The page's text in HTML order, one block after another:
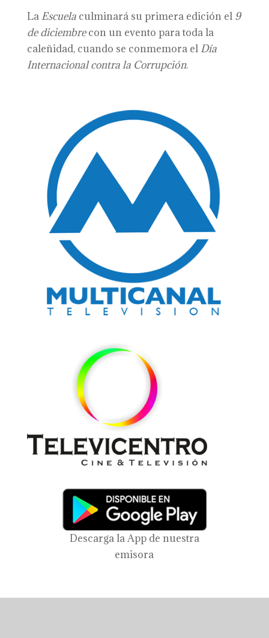
La Escuelaculminará su primera edición el 9
de diciembrecon un evento para toda la
caleñidad, cuando se conmemora el Día
Internacional contra la Corrupción.
Descarga la App de nuestra
emisora